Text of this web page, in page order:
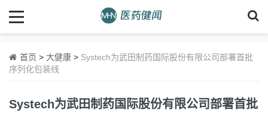
首页 > 大健康 > Systech为武田制药国际股份有限公司部署首批
序列化包装线
Systech为武田制药国际股份有限公司部署首批